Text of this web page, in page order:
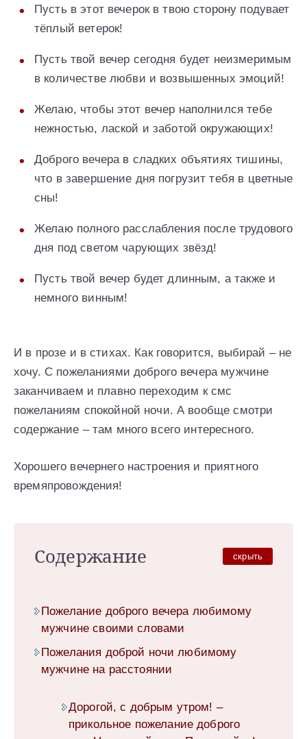
Пусть в этот вечерок в твою сторону подувает
тёплый ветерок!
Пусть твой вечер сегодня будет неизмеримым
в количестве любви и возвышенных эмоций!
Желаю, чтобы этот вечер наполнился тебе
нежностью, лаской и заботой окружающих!
Доброго вечера в сладких объятиях тишины,
что в завершение дня погрузит тебя в цветные
сны!
Желаю полного расслабления после трудового
дня под светом чарующих звёзд!
Пусть твой вечер будет длинным, а также и
немного винным!
И в прозе и в стихах. Как говорится, выбирай – не
хочу. С пожеланиями доброго вечера мужчине
заканчиваем и плавно переходим к смс
пожеланиям спокойной ночи. А вообще смотри
содержание – там много всего интересного.
Хорошего вечернего настроения и приятного
времяпровождения!
Содержание скрыть
Пожелание доброго вечера любимому
мужчине своими словами
Пожелания доброй ночи любимому
мужчине на расстоянии
Дорогой, с добрым утром! –
прикольное пожелание доброго